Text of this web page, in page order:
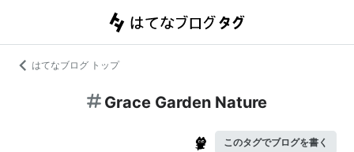
はてなブログ トップ
Grace Garden Nature
このタグでブログを書く